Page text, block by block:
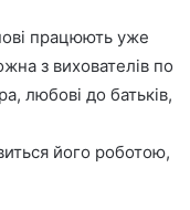
працюють уже
з вихователів по
любові до батьків,
його роботою,